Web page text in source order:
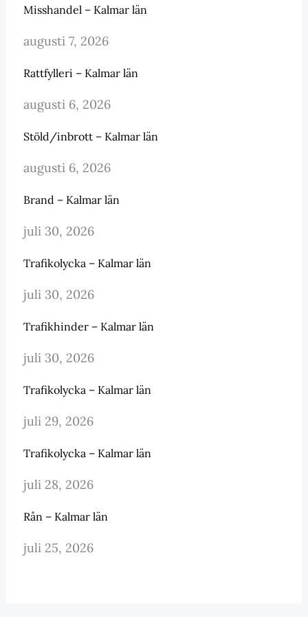
Misshandel – Kalmar län
augusti 7, 2026
Rattfylleri – Kalmar län
augusti 6, 2026
Stöld/inbrott – Kalmar län
augusti 6, 2026
Brand – Kalmar län
juli 30, 2026
Trafikolycka – Kalmar län
juli 30, 2026
Trafikhinder – Kalmar län
juli 30, 2026
Trafikolycka – Kalmar län
juli 29, 2026
Trafikolycka – Kalmar län
juli 28, 2026
Rån – Kalmar län
juli 25, 2026